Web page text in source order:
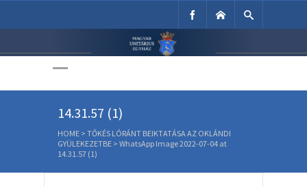
Unitárius Egyház
WhatsApp Image 2022-07-04 at
14.31.57 (1)
HOME > TŐKÉS LÓRÁNT BEIKTATÁSA AZ OKLÁNDI
GYÜLEKEZETBE > WhatsApp Image 2022-07-04 at
14.31.57 (1)